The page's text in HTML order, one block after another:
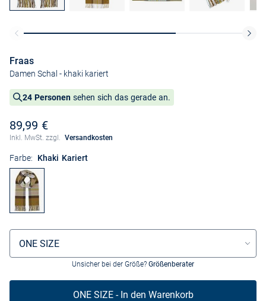
Fraas
Damen Schal - khaki kariert
24 Personen sehen sich das gerade an.
89,99 €
Inkl. MwSt. zzgl. Versandkosten
Farbe: Khaki Kariert
Größenauswahl
ONE SIZE
Unsicher bei der Größe? Größenberater
ONE SIZE - In den Warenkorb